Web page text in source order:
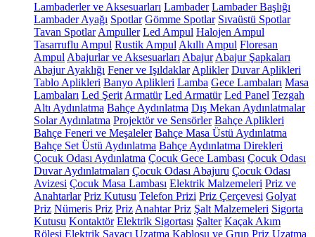
Lambaderler ve Aksesuarları Lambader Lambader Başlığı
Lambader Ayağı Spotlar Gömme Spotlar Sıvaüstü Spotlar
Tavan Spotlar Ampuller Led Ampul Halojen Ampul
Tasarruflu Ampul Rustik Ampul Akıllı Ampul Floresan
Ampul Abajurlar ve Aksesuarları Abajur Abajur Şapkaları
Abajur Ayaklığı Fener ve Işıldaklar Aplikler Duvar Aplikleri
Tablo Aplikleri Banyo Aplikleri Lamba Gece Lambaları Masa
Lambaları Led Şerit Armatür Led Armatür Led Panel Tezgah
Altı Aydınlatma Bahçe Aydınlatma Dış Mekan Aydınlatmalar
Solar Aydınlatma Projektör ve Sensörler Bahçe Aplikleri
Bahçe Feneri ve Meşaleler Bahçe Masa Üstü Aydınlatma
Bahçe Set Üstü Aydınlatma Bahçe Aydınlatma Direkleri
Çocuk Odası Aydınlatma Çocuk Gece Lambası Çocuk Odası
Duvar Aydınlatmaları Çocuk Odası Abajuru Çocuk Odası
Avizesi Çocuk Masa Lambası Elektrik Malzemeleri Priz ve
Anahtarlar Priz Kutusu Telefon Prizi Priz Çerçevesi Golyat
Priz Nümeris Priz Priz Anahtar Priz Şalt Malzemeleri Sigorta
Kutusu Kontaktör Elektrik Sigortası Şalter Kaçak Akım
Rölesi Elektrik Sayacı Uzatma Kablosu ve Grup Priz Uzatma